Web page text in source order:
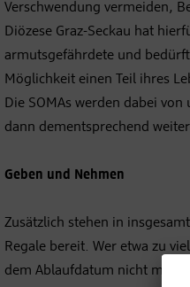
Verschwendung vermeiden,
Diözese Graz-Seckau hat
armutsgefährdete und
Möglichkeit einen Teil ihres
Die SOMAs werden dabei
dann dementsprechend
Geben und Nehmen
Zusätzlich stehen in
Regale bereit. Wer etwa zu
dem Ablaufdatum nicht mehr